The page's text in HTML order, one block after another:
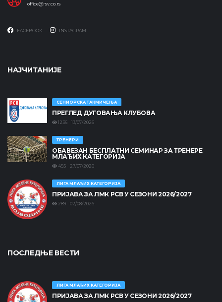
office@rsv.co.rs
FACEBOOK INSTAGRAM
НАЈЧИТАНИЈЕ
СЕНИОРСКА ТАКМИЧЕЊА
ПРЕГЛЕД ДУГОВАЊА КЛУБОВА
1236 13/07/2026
ТРЕНЕРИ
ОБАВЕЗАН БЕСПЛАТНИ СЕМИНАР ЗА ТРЕНЕРЕ
МЛАЂИХ КАТЕГОРИЈА
455 27/07/2026
ЛИГА МЛАЂИХ КАТЕГОРИЈА
ПРИЈАВА ЗА ЛМК РСВ У СЕЗОНИ 2026/2027
289 02/08/2026
ПОСЛЕДЊЕ ВЕСТИ
ЛИГА МЛАЂИХ КАТЕГОРИЈА
ПРИЈАВА ЗА ЛМК РСВ У СЕЗОНИ 2026/2027